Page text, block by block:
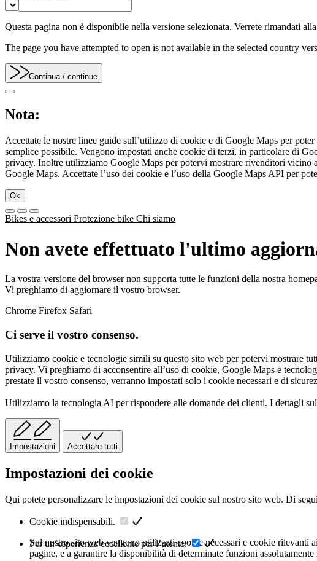
Questa pagina non è disponibile nella versione selezionata. Verrete rimandati
The page you have attempted to open is not available in the selected country
Continua / continue
Nota:
Accettate le nostre linee guide sull’utilizzo di cookie e di Google Maps per
semplice possibile. Vengono impostati anche cookie di terzi, in particolare di
privacy. Inoltre utilizziamo Google Maps per potervi mostrare rivenditori
Google Maps. Accettate l’uso dei cookie e l’uso della Google Maps API per
Ok
Bikes e accessori Protezione bike Chi siamo
Non avete effettuato l'ultimo
La vostra versione del browser non supporta tutte le funzioni della nostra
Vi preghiamo di aggiornare il vostro browser.
Chrome Firefox Safari
Ci serve il vostro consenso.
Utilizziamo cookie e tecnologie simili su questo sito web per potervi mostrare
privacy. Vi preghiamo di acconsentire all’uso di cookie, Google Maps e
prestate il vostro consenso, verranno impostati solo i cookie necessari e di
Utilizziamo la tecnologia AI per rispondere alle domande dei clienti. I dettagli
Impostazioni Accettare tutti
Impostazioni dei cookie
Qui potete personalizzare le impostazioni dei cookie sul nostro sito web. Di
Cookie indispensabili.
Sul nostro sito web vengono utilizzati cookie necessari e cookie rilevanti
pagine, e a garantire la disponibilità di determinate funzioni
Per un’esperienza eccellente per l’utente.